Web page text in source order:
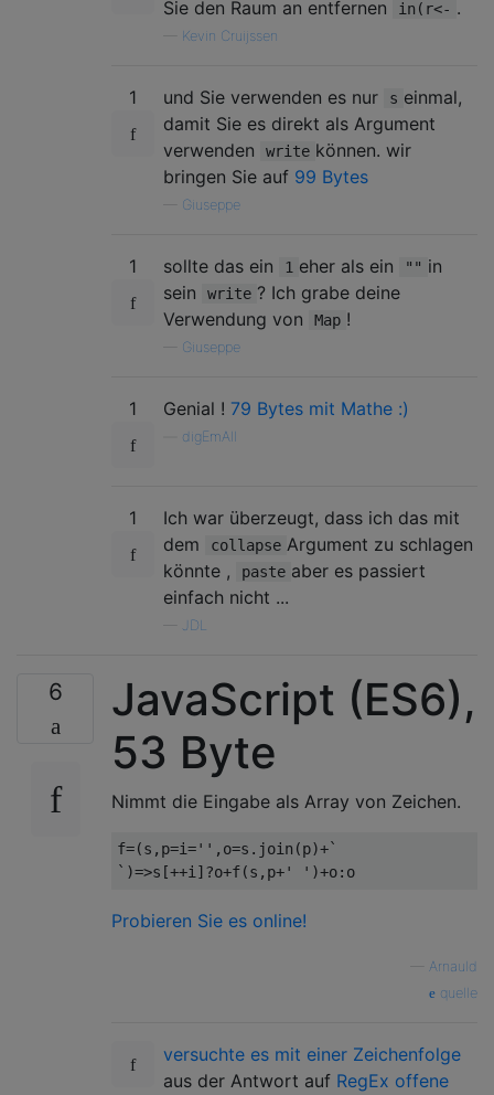
Sie den Raum an entfernen in(r<- .
Kevin Cruijssen
1 und Sie verwenden es nur s einmal,
damit Sie es direkt als Argument
verwenden
write können. wir
bringen Sie auf 99 Bytes
Giuseppe
1 sollte das ein 1 eher als ein "" in
sein
write ? Ich grabe deine
Verwendung von
Map !
Giuseppe
1 Genial ! 79 Bytes mit Mathe :)
digEmAll
1
Ich war überzeugt, dass ich das mit
dem
collapse Argument zu schlagen
könnte ,
paste aber es passiert
einfach nicht ...
JDL
6
JavaScript (ES6),
53 Byte
Nimmt die Eingabe als Array von Zeichen.
f=(s , p=i='' , o=s . join (p)+`
`)=>s [++i ]?o+f(s , p+' ' )+o: o
Probieren Sie es online!
Arnauld
quelle
versuchte es mit einer Zeichenfolge
aus der Antwort auf RegEx offene